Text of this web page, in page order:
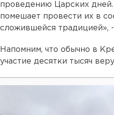
проведению Царских дней.
помешает провести их в
сложившейся традицией»,
Напомним, что обычно в
участие десятки тысяч